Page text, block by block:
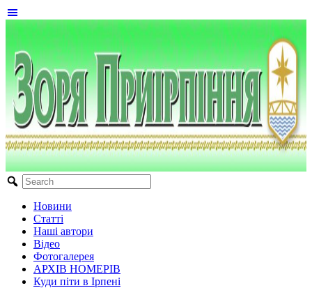
Новини
Статті
Наші автори
Відео
Фотогалерея
АРХІВ НОМЕРІВ
Куди піти в Ірпені